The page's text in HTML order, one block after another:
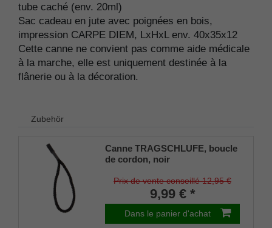
tube caché (env. 20ml)
Sac cadeau en jute avec poignées en bois,
impression CARPE DIEM, LxHxL env. 40x35x12
Cette canne ne convient pas comme aide médicale
à la marche, elle est uniquement destinée à la
flânerie ou à la décoration.
Zubehör
Canne TRAGSCHLUFE, boucle
de cordon, noir
Prix de vente conseillé 12,95 €
9,99 € *
Dans le panier d'achat